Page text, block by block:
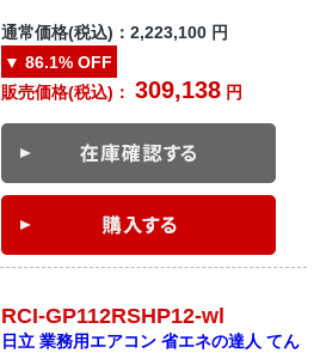
通常価格(税込)：2,223,100 円
▼ 86.1% OFF
販売価格(税込)：309,138 円
RCI-GP112RSHP12-wl
日立 業務用エアコン 省エネの達人 てん